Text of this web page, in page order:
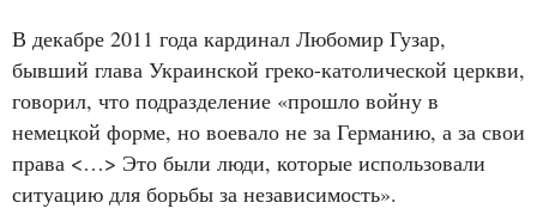
В декабре 2011 года кардинал Любомир Гузар,
бывший глава Украинской греко-католической церкви,
говорил, что подразделение «прошло войну в
немецкой форме, но воевало не за Германию, а за свои
права <…> Это были люди, которые использовали
ситуацию для борьбы за независимость».